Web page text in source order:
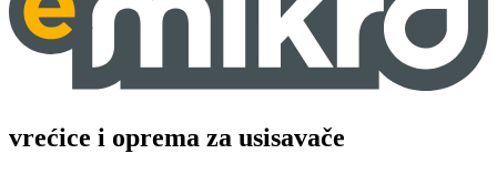
vrećice i oprema za usisavače